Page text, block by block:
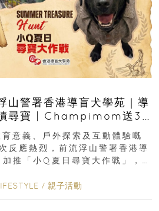
山警署香港導盲犬學苑｜導
尋寶 | Champimom送3
意義、戶外探索及互動體驗嘅
反應熱烈，前流浮山警署香港導
推「小Q夏日尋寶大作戰」，家
/ 親子活動